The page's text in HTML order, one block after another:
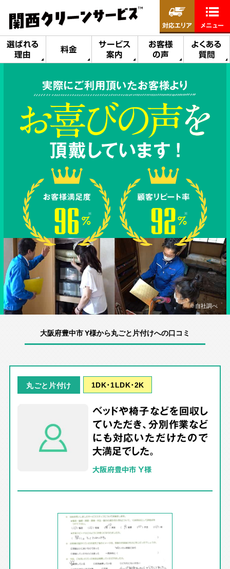
選ばれる
理由
料金
サービス
案内
お客様
の声
よくある
質問
対応エリア メニュー
実際にご利用頂いたお客様より
※自社調べ
大阪府豊中市 Y様から丸ごと片付けへの口コミ
丸ごと片付け 1DK･1LDK･2K
ベッドや椅子などを回収し
ていただき、分別作業など
にも対応いただけたので
大満足でした。
大阪府豊中市 Y様